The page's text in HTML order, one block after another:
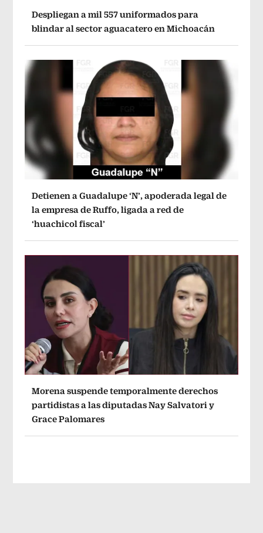
Despliegan a mil 557 uniformados para
blindar al sector aguacatero en Michoacán
Detienen a Guadalupe ‘N’, apoderada legal de
la empresa de Ruffo, ligada a red de
‘huachicol fiscal’
Morena suspende temporalmente derechos
partidistas a las diputadas Nay Salvatori y
Grace Palomares